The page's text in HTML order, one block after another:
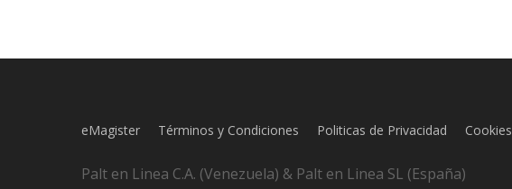
eMagister Términos y Condiciones Politicas de Privacidad Cookies
Palt en Linea C.A. (Venezuela) & Palt en Linea SL (España)